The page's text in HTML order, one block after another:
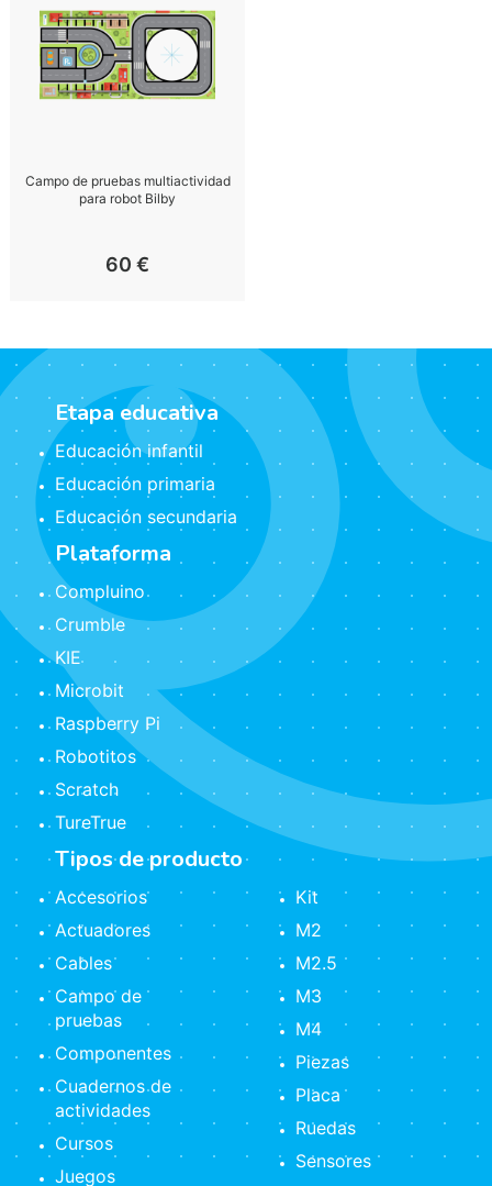
Campo de pruebas multiactividad
para robot Bilby
60 €
Etapa educativa
Educación infantil
Educación primaria
Educación secundaria
Plataforma
Compluino
Crumble
KIE
Microbit
Raspberry Pi
Robotitos
Scratch
TureTrue
Tipos de producto
Accesorios
Actuadores
Cables
Campo de
pruebas
Componentes
Cuadernos de
actividades
Cursos
Juegos
Kit
M2
M2.5
M3
M4
Piezas
Placa
Ruedas
Sensores